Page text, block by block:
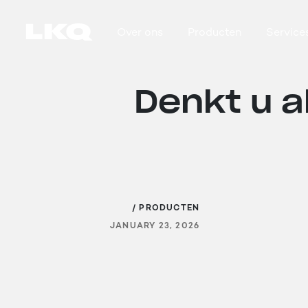
Denkt u
/ PRODUCTEN
JANUARY 23, 2026